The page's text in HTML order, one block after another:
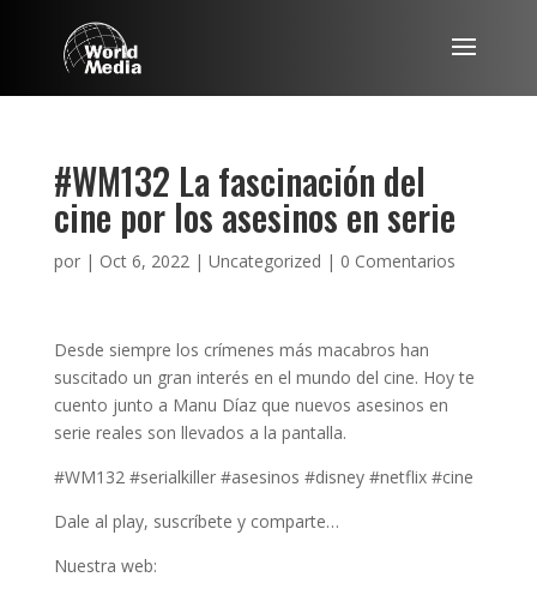
#WM132 La fascinación del
cine por los asesinos en serie
por | Oct 6, 2022| Uncategorized | 0 Comentarios
Desde siempre los crímenes más macabros han
suscitado un gran interés en el mundo del cine. Hoy te
cuento junto a Manu Díaz que nuevos asesinos en
serie reales son llevados a la pantalla.
#WM132 #serialkiller #asesinos #disney #netflix #cine
Dale al play, suscríbete y comparte…
Nuestra web: